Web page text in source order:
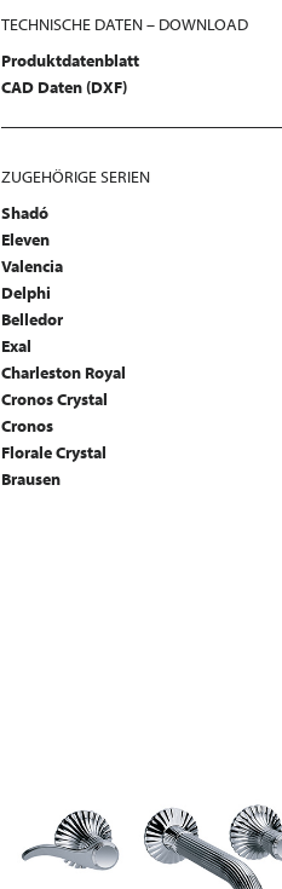
TECHNISCHE DATEN – DOWNLOAD
Produktdatenblatt
CAD Daten (DXF)
ZUGEHÖRIGE SERIEN
Shadó
Eleven
Valencia
Delphi
Belledor
Exal
Charleston Royal
Cronos Crystal
Cronos
Florale Crystal
Brausen